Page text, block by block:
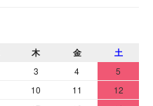
木 金 土
3 4
5
10 11
12